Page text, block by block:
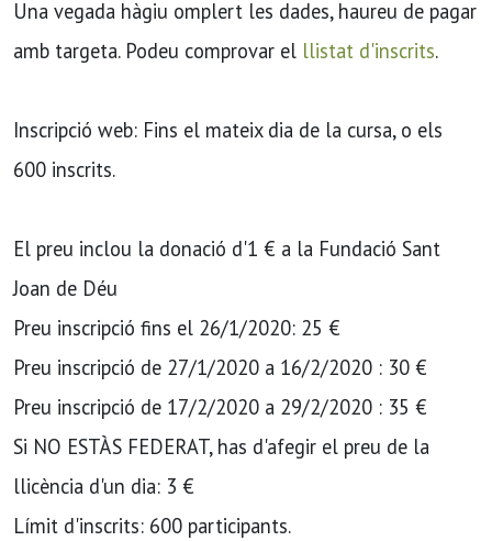
Una vegada hàgiu omplert les dades, haureu de pagar
amb targeta. Podeu comprovar el llistat d'inscrits.
Inscripció web: Fins el mateix dia de la cursa, o els
600 inscrits.
El preu inclou la donació d'1 € a la Fundació Sant
Joan de Déu
Preu inscripció fins el 26/1/2020: 25 €
Preu inscripció de 27/1/2020 a 16/2/2020 : 30 €
Preu inscripció de 17/2/2020 a 29/2/2020 : 35 €
Si NO ESTÀS FEDERAT, has d'afegir el preu de la
llicència d'un dia: 3 €
Límit d'inscrits: 600 participants.